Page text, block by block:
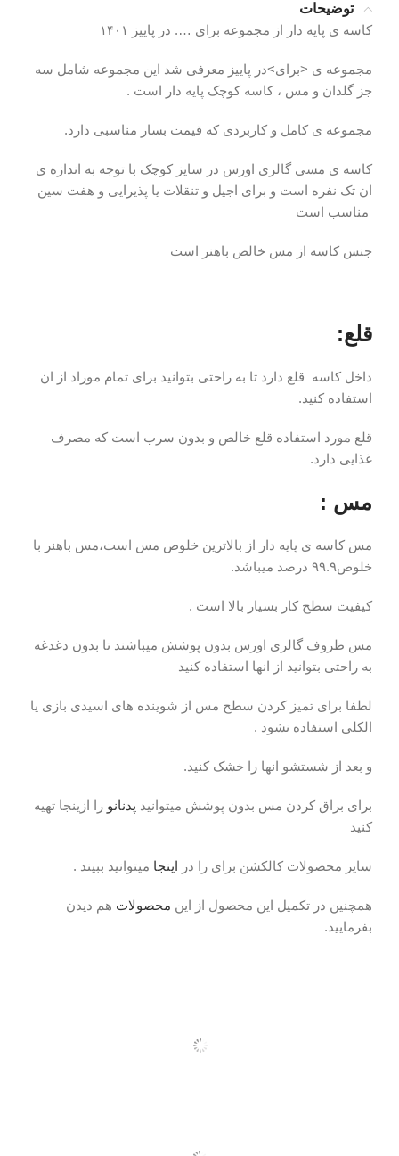
توضیحات
کاسه ی پایه دار از مجموعه برای …. در پاییز ۱۴۰۱
مجموعه ی <برای>در پاییز معرفی شد این مجموعه شامل سه
جز گلدان و مس ، کاسه کوچک پایه دار است .
مجموعه ی کامل و کاربردی که قیمت بسار مناسبی دارد.
کاسه ی مسی گالری اورس در سایز کوچک با توجه به اندازه ی
ان تک نفره است و برای اجیل و تنقلات یا پذیرایی و هفت سین
مناسب است
جنس کاسه از مس خالص باهنر است
قلع:
داخل کاسه قلع دارد تا به راحتی بتوانید برای تمام موراد از ان
استفاده کنید.
قلع مورد استفاده قلع خالص و بدون سرب است که مصرف
غذایی دارد.
مس :
مس کاسه ی پایه دار از بالاترین خلوص مس است،مس باهنر با
خلوص۹۹.۹ درصد میباشد.
کیفیت سطح کار بسیار بالا است .
مس ظروف گالری اورس بدون پوشش میباشند تا بدون دغدغه
به راحتی بتوانید از انها استفاده کنید
لطفا برای تمیز کردن سطح مس از شوینده های اسیدی بازی یا
الکلی استفاده نشود .
و بعد از شستشو انها را خشک کنید.
برای براق کردن مس بدون پوشش میتوانید پدنانو را ازینجا تهیه
کنید
سایر محصولات کالکشن برای را در اینجا میتوانید ببیند .
همچنین در تکمیل این محصول از این محصولات هم دیدن
بفرمایید.